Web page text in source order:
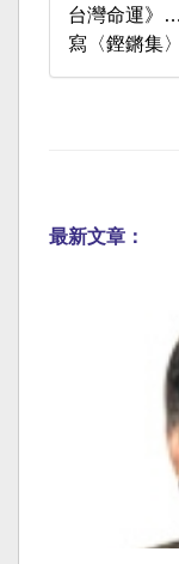
台灣命運》
寫〈鏗鏘集
最新文章：